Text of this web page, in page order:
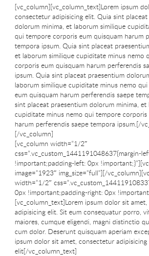
[vc_column][vc_column_text]Lorem ipsum
consectetur adipisicing elit. Quia sint
dolorum minima, et laborum similique
qui tempore corporis eum quisquam harum
tempora ipsum. Quia sint placeat
et laborum similique cupiditate minus nemo
corporis eum quisquam harum perferendis
ipsum. Quia sint placeat praesentium
laborum similique cupiditate minus nemo
eum quisquam harum perferendis saepe
sint placeat praesentium dolorum minima, et
cupiditate minus nemo qui tempore corporis
harum perferendis saepe tempora ipsum.[/
[/vc_column]
[vc_column width=”1/2″
css=”.vc_custom_1441191048637{margin-
!important;padding-left: 0px
image=”1923″ img_size=”full”][/
width=”1/2″
0px !important;padding-right: 0px
[vc_column_text]Lorem ipsum dolor sit
adipisicing elit. Sit eum consequatur porro,
maiores, cumque eligendi, magni distinctio
cum dolor. Deserunt quisquam aperiam
ipsum dolor sit amet, consectetur adipisicing
elit[/vc_column_text]